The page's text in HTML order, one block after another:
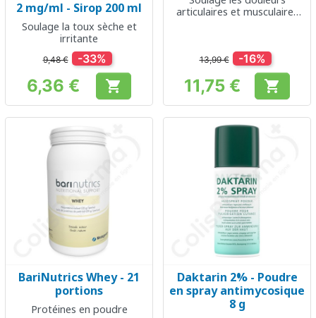
2 mg/ml - Sirop 200 ml
Soulage la toux sèche et
irritante
9,48 € -33%
Prix
6,36 € 
articulaires et musculaires
13,99 € -16%
Prix
11,75 € 
BariNutrics Whey - 21
portions
Protéines en poudre
Daktarin 2% - Poudre
en spray antimycosique
8 g